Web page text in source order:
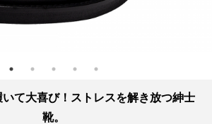
て大喜び！ストレスを解き放つ紳士
靴。